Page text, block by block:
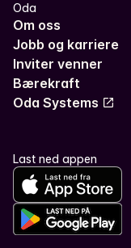
Oda
Om oss
Jobb og karriere
Inviter venner
Bærekraft
Oda Systems
Last ned appen